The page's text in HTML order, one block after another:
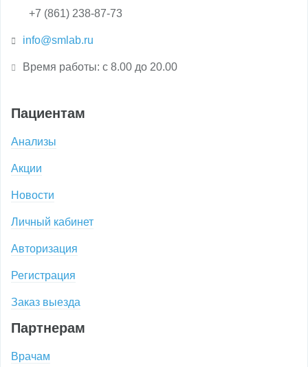
Пациентам
Анализы
Акции
Новости
Личный кабинет
Авторизация
Регистрация
Заказ выезда
Партнерам
Врачам
+7 (861) 238-87-73
info@smlab.ru
Время работы: с 8.00 до 20.00